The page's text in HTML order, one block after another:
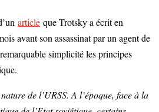
article que Trotsky a écrit en
avant son assassinat par un agent de
simplicité les principes
de l’URSS. A l’époque, face à la